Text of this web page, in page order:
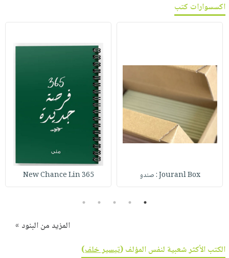
اكسسوارات كتب
Jouranl Box : صندو 365 New Chance Lin
1
2
3
4
5
المزيد من البنود »
الكتب الأكثر شعبية لنفس المؤلف (تيسير خلف)